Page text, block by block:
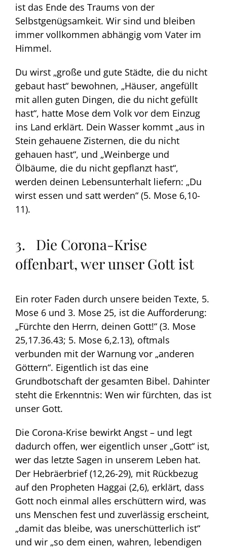
ist das Ende des Traums von der
Selbstgenügsamkeit. Wir sind und bleiben
immer vollkommen abhängig vom Vater im
Himmel.
Du wirst „große und gute Städte, die du nicht
gebaut hast“ bewohnen, „Häuser, angefüllt
mit allen guten Dingen, die du nicht gefüllt
hast“, hatte Mose dem Volk vor dem Einzug
ins Land erklärt. Dein Wasser kommt „aus in
Stein gehauene Zisternen, die du nicht
gehauen hast“, und „Weinberge und
Ölbäume, die du nicht gepflanzt hast“,
werden deinen Lebensunterhalt liefern: „Du
wirst essen und satt werden“ (5. Mose 6,10-
11).
3. Die Corona-Krise
offenbart, wer unser Gott ist
Ein roter Faden durch unsere beiden Texte, 5.
Mose 6 und 3. Mose 25, ist die Aufforderung:
„Fürchte den Herrn, deinen Gott!“ (3. Mose
25,17.36.43; 5. Mose 6,2.13), oftmals
verbunden mit der Warnung vor „anderen
Göttern“. Eigentlich ist das eine
Grundbotschaft der gesamten Bibel. Dahinter
steht die Erkenntnis: Wen wir fürchten, das ist
unser Gott.
Die Corona-Krise bewirkt Angst – und legt
dadurch offen, wer eigentlich unser „Gott“ ist,
wer das letzte Sagen in unserem Leben hat.
Der Hebräerbrief (12,26-29), mit Rückbezug
auf den Propheten Haggai (2,6), erklärt, dass
Gott noch einmal alles erschüttern wird, was
uns Menschen fest und zuverlässig erscheint,
„damit das bleibe, was unerschütterlich ist“
und wir „so dem einen, wahren, lebendigen